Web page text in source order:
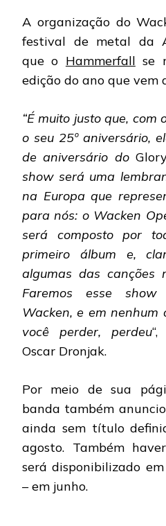
ESPECIAL
WACKEN
OPEN
EM
A organização do
festival de metal da
que o Hammerfall se
edição do ano que vem
“É muito justo que, com
o seu 25º aniversário,
de aniversário do
show será uma
na Europa que
para nós: o Wacken
será composto por
primeiro álbum e,
algumas das canções
Faremos esse show
Wacken, e em nenhum
você perder, perdeu
Oscar Dronjak.
Por meio de sua
banda também
ainda sem título
agosto. Também
será disponibilizado
– em junho.